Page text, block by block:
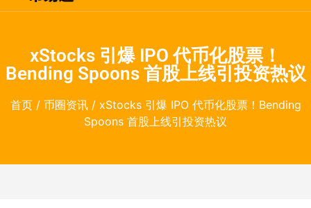
xStocks 引爆 IPO 代币化股票！
Bending Spoons 首股上线引投资热议
首页/ 币圈资讯/ xStocks 引爆 IPO 代币化股票！Bending
Spoons 首股上线引投资热议